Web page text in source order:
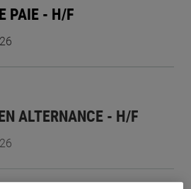
PAIE - H/F
ALTERNANCE - H/F